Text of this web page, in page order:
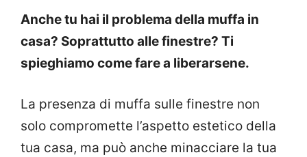
Anche tu hai il problema della muffa in
casa? Soprattutto alle finestre? Ti
spieghiamo come fare a liberarsene.
La presenza di muffa sulle finestre non
solo compromette l’aspetto estetico della
tua casa, ma può anche minacciare la tua